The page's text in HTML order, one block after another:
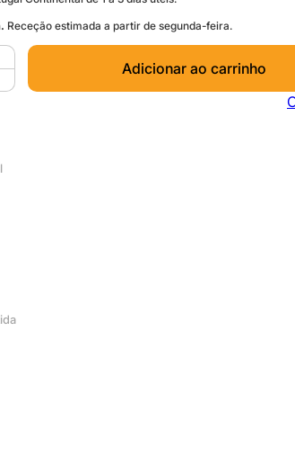
Receção estimada a partir de segunda-feira.
Adicionar ao carrinho